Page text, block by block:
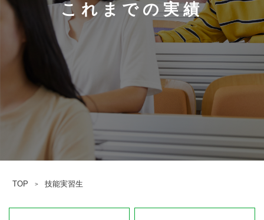
これまでの実績
TOP ＞ 技能実習生